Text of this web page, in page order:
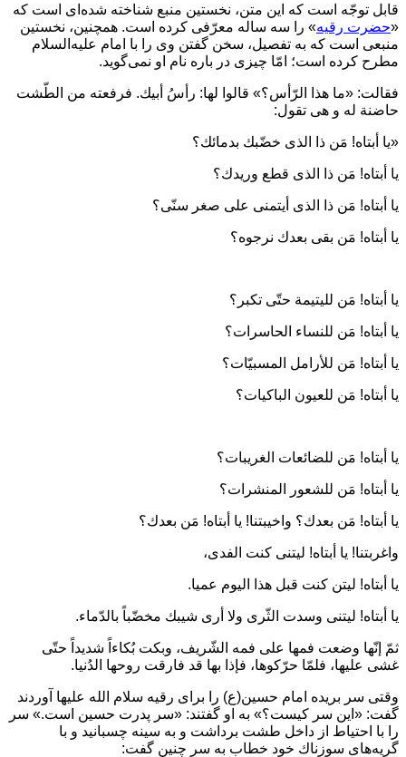
قابل توجّه است که این متن، نخستین منبع شناخته ‏شده‌‏اى است که
«حضرت رقیه» را سه‏ ساله معرّفى کرده است. همچنین، نخستین
منبعى است که به تفصیل، سخن گفتن وى را با امام علیه‌السلام
مطرح کرده است؛ امّا چیزى در باره نام او نمى‏‌گوید.
فقالت: «ما هذا الرّأس؟» قالوا لها: رأسُ أبيك. فرفعته من الطّشت
حاضنة له و هی تقول:
«يا أبتاه! مَن ذا الذی خضّبك بدمائك؟
يا أبتاه! مَن ذا الذی قطع وريدك؟
يا أبتاه! مَن ذا الذی أيتمنی على صغر سنّی؟
يا أبتاه! مَن بقی بعدك نرجوه؟
يا أبتاه! مَن لليتيمة حتّى تكبر؟
يا أبتاه! مَن للنساء الحاسرات؟
يا أبتاه! مَن للأرامل المسبيّات؟
يا أبتاه! مَن للعيون الباكيات؟
يا أبتاه! مَن للضائعات الغريبات؟
يا أبتاه! مَن للشعور المنشرات؟
يا أبتاه! مَن بعدك؟ واخيبتنا! يا أبتاه! مَن بعدك؟
واغربتنا! يا أبتاه! ليتنی كنت الفدى،
يا أبتاه! ليتن كنت قبل هذا اليوم عميا.
يا أبتاه! ليتنی وسدت الثّرى ولا أرى شيبك مخضّباً بالدّماء.
ثمّ إنّها وضعت فمها على فمه الشّريف، وبكت بُكاءاً شديداً حتّى
غشی عليها، فلمّا حرّكوها، فإذا بها قد فارقت روحها الدُنيا.
وقتی سر بريده امام حسين(ع) را برای رقيه سلام الله عليها آوردند
گفت: «اين سر كيست؟» به او گفتند: «سر پدرت حسين است.» سر
را با احتياط از داخل طشت برداشت و به سينه چسبانيد و با
گريه‌های سوزناك خود خطاب به سر چنين گفت: